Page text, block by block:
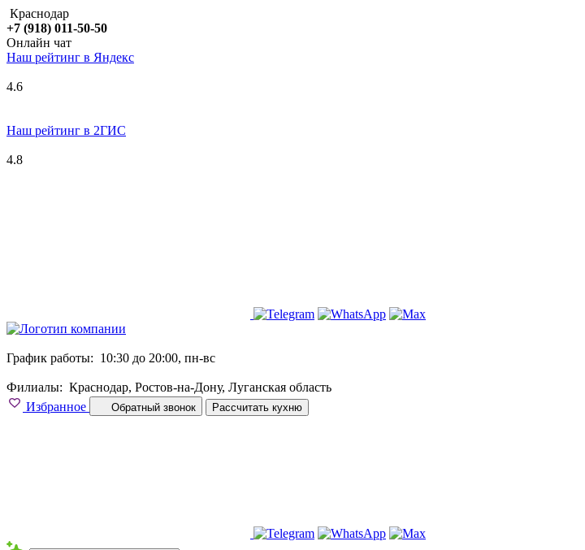
Краснодар
+7 (918) 011-50-50
Онлайн чат
Наш рейтинг в Яндекс
4.6
Наш рейтинг в 2ГИС
4.8
График работы: 10:30 до 20:00, пн-вс
Филиалы: Краснодар, Ростов-на-Дону, Луганская область
Избранное
Обратный звонок Рассчитать кухню